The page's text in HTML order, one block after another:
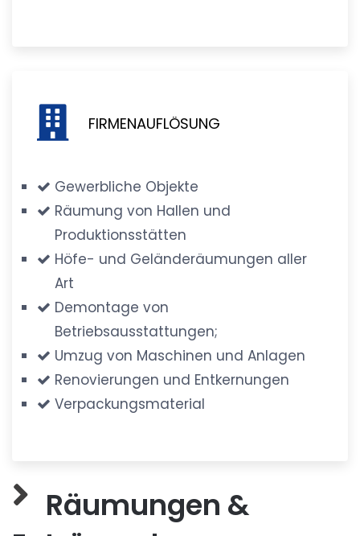
FIRMENAUFLÖSUNG
Gewerbliche Objekte
Räumung von Hallen und
Produktionsstätten
Höfe- und Geländeräumungen aller
Art
Demontage von
Betriebsausstattungen;
Umzug von Maschinen und Anlagen
Renovierungen und Entkernungen
Verpackungsmaterial
Räumungen &